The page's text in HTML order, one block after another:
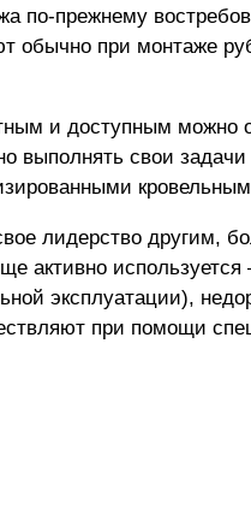
по-прежнему
обычно при монтаже
и доступным можно
свои задачи
лидерство другим,
активно используется
эксплуатации),
при помощи